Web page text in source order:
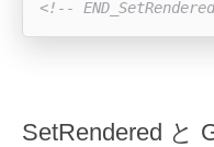
<!--
SetRendered と